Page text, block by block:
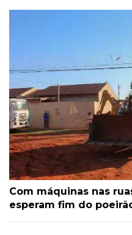
Com máquinas nas
esperam fim do